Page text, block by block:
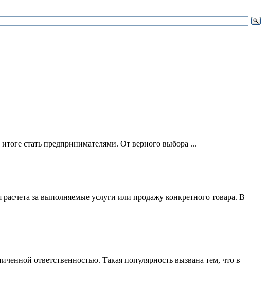
стать предпринимателями. От верного выбора ...
за выполняемые услуги или продажу конкретного товара. В
ответственностью. Такая популярность вызвана тем, что в